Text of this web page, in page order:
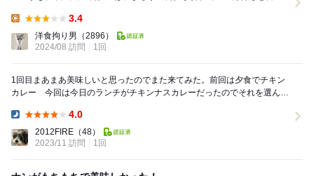
3.4
洋食拘り男 （2896）
2024/08 訪問
1回
1回目まあまあ美味しいと思ったのでまた来てみた。前回は夕食でチキン
カレー 今回は今日のランチがチキンナスカレーだったのでそれを選ん
4.0
2012FIRE （48）
2023/11 訪問
1回